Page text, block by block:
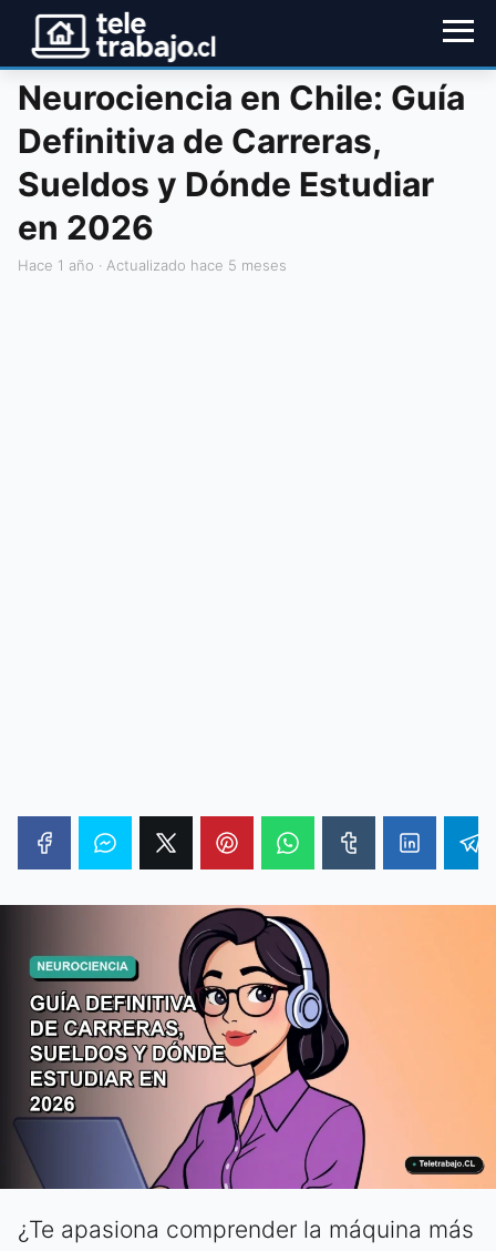
Neurociencia en Chile: Guía
Definitiva de Carreras,
Sueldos y Dónde Estudiar
en 2026
hace 1 año · Actualizado hace 5 meses
¿Te apasiona comprender la máquina más